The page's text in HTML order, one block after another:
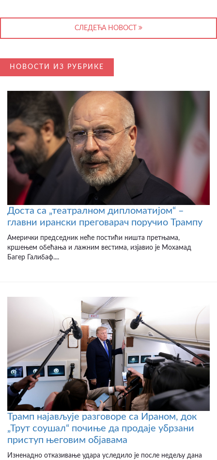
СЛЕДЕЋА НОВОСТ
НОВОСТИ ИЗ РУБРИКЕ
Доста са „театралном дипломатијом“ –
главни ирански преговарач поручио Трампу
Амерички председник неће постићи ништа претњама,
кршењем обећања и лажним вестима, изјавио је Мохамад
Багер Галибаф....
Трамп најављује разговоре са Ираном, док
„Трут соушал“ почиње да продаје убрзани
приступ његовим објавама
Изненадно отказивање удара уследило је после недељу дана